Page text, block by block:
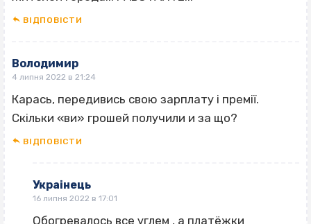
ВІДПОВІCТИ
Володимир
4 липня 2022 в 21:24
Карась, передивись свою зарплату і премії.
Скільки «ви» грошей получили и за що?
ВІДПОВІCТИ
Украiнець
16 липня 2022 в 17:01
Обогревалось все углем , а платёжки